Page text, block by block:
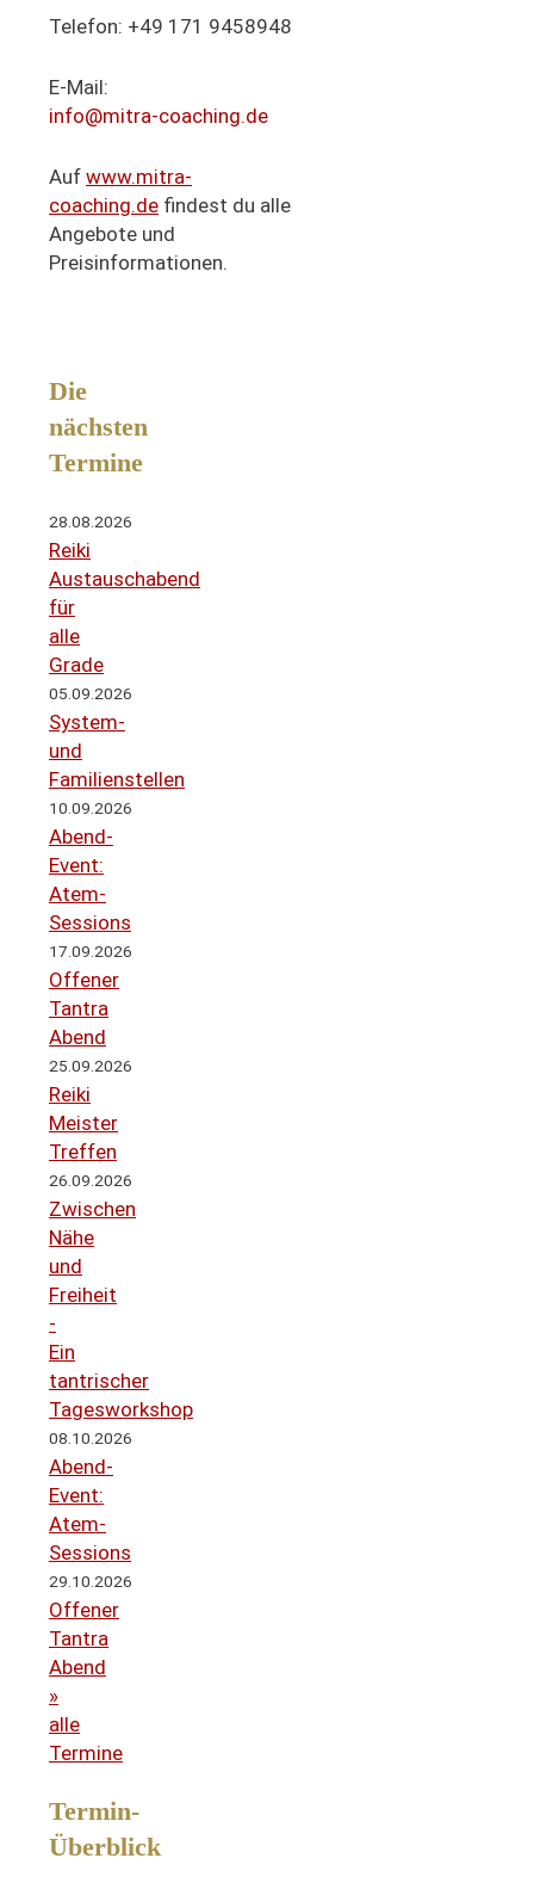
Telefon: +49 171 9458948
E-Mail:
info@mitra-coaching.de
Auf www.mitra-
coaching.de findest du alle
Angebote und
Preisinformationen.
Die
nächsten
Termine
28.08.2026
Reiki
Austauschabend
für
alle
Grade
05.09.2026
System-
und
Familienstellen
10.09.2026
Abend-
Event:
Atem-
Sessions
17.09.2026
Offener
Tantra
Abend
25.09.2026
Reiki
Meister
Treffen
26.09.2026
Zwischen
Nähe
und
Freiheit
-
Ein
tantrischer
Tagesworkshop
08.10.2026
Abend-
Event:
Atem-
Sessions
29.10.2026
Offener
Tantra
Abend
»
alle
Termine
Termin-
Überblick